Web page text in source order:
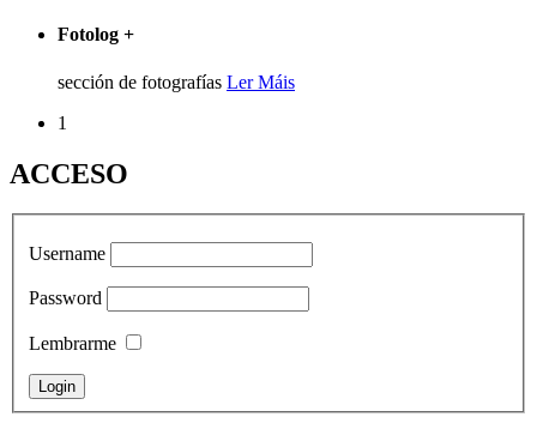
Fotolog +
sección de fotografías Ler Máis
1
ACCESO
Username
Password
Lembrarme